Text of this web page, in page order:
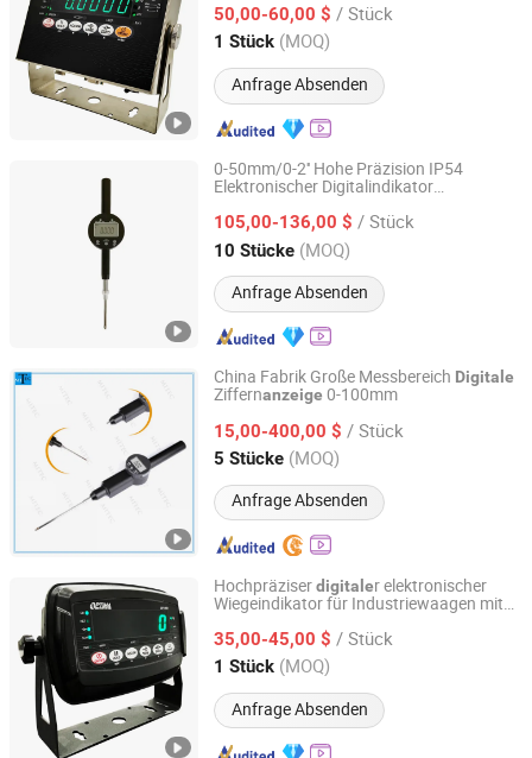
Kommunikationsschnittstelle)
50,00-60,00 $ / Stück
1 Stück (MOQ)
Anfrage Absenden
Zhejiang, China Seit 2023
0-50mm/0-2'' Hohe Präzision IP54
Elektronischer Digitalindikator
105,00-136,00 $ / Stück
10 Stücke (MOQ)
Anfrage Absenden
Shaanxi, China Seit 2016
China Fabrik Große Messbereich Digitale
Ziffernanzeige 0-100mm
15,00-400,00 $ / Stück
5 Stücke (MOQ)
Anfrage Absenden
Mitech Metrology Co., Ltd.
Guangdong, China Seit 2014
Hochpräziserdigitaler elektronischer
Wiegeindikator für Industriewaagen mit
Datenschnittstelle)
35,00-45,00 $ / Stück
1 Stück (MOQ)
Anfrage Absenden
Ningbo Optima Scale Co., Ltd
Zhejiang, China Seit 2023